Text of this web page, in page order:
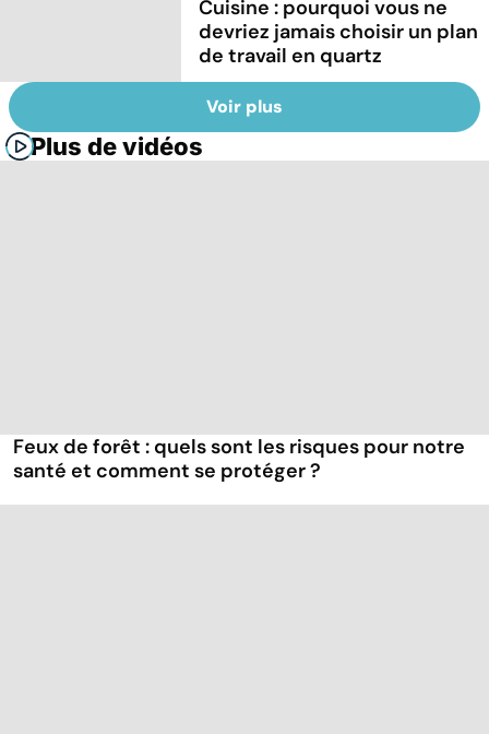
Cuisine : pourquoi vous ne
devriez jamais choisir un plan
de travail en quartz
Voir plus
Plus de vidéos
Feux de forêt : quels sont les risques pour notre
santé et comment se protéger ?